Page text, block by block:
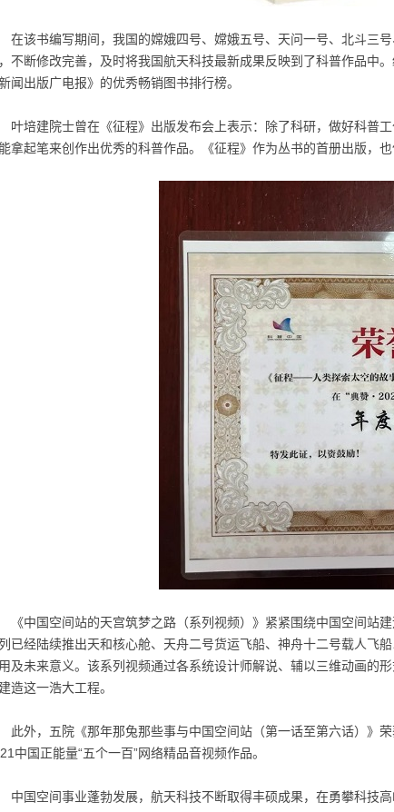
在该书编写期间，我国的嫦娥四号、嫦娥五号、天问一号、北斗三
不断修改完善，及时将我国航天科技最新成果反映到了科普作品中
闻出版广电报》的优秀畅销图书排行榜。
叶培建院士曾在《征程》出版发布会上表示：除了科研，做好科普
拿起笔来创作出优秀的科普作品。《征程》作为丛书的首册出版，
《中国空间站的天宫筑梦之路（系列视频）》紧紧围绕中国空间
已经陆续推出天和核心舱、天舟二号货运飞船、神舟十二号载人飞
及未来意义。该系列视频通过各系统设计师解说、辅以三维动画的
造这一浩大工程。
此外，五院《那年那兔那些事与中国空间站（第一话至第六话）》
中国正能量“五个一百”网络精品音视频作品。
中国空间事业蓬勃发展，航天科技不断取得丰硕成果，在勇攀科技